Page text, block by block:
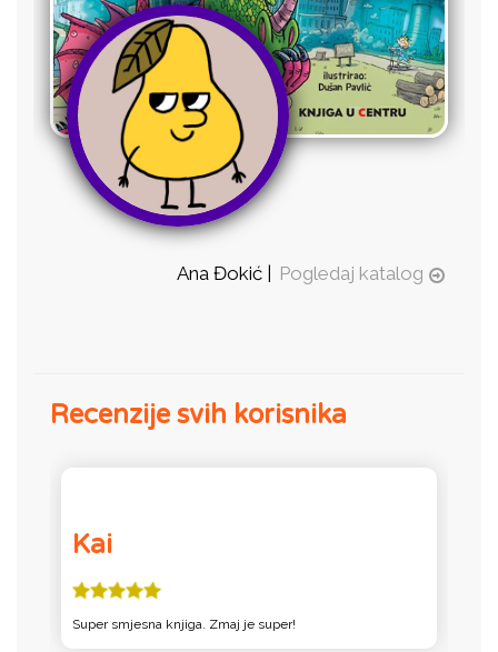
Ana Đokić | Pogledaj katalog
Recenzije svih korisnika
Kai
Super smjesna knjiga. Zmaj je super!